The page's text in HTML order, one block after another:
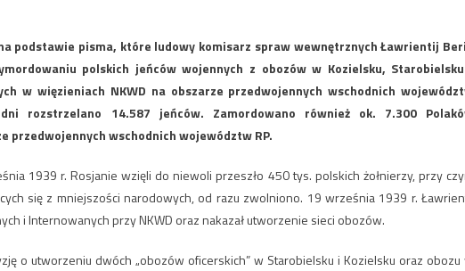
podstawie pisma, które ludowy komisarz spraw wewnętrznych Ławrientij
polskich jeńców wojennych z obozów w Kozielsku,
w więzieniach NKWD na obszarze przedwojennych wschodnich
rozstrzelano 14.587 jeńców. Zamordowano również ok. 7.300
przedwojennych wschodnich województw RP.
1939 r. Rosjanie wzięli do niewoli przeszło 450 tys. polskich żołnierzy, przy
się z mniejszości narodowych, od razu zwolniono. 19 września 1939 r.
i Internowanych przy NKWD oraz nakazał utworzenie sieci obozów.
o utworzeniu dwóch „obozów oficerskich” w Starobielsku i Kozielsku oraz obozu